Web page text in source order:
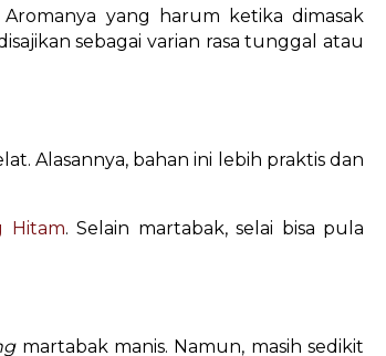
yang harum ketika dimasak
sebagai varian rasa tunggal atau
Alasannya, bahan ini lebih praktis dan
Hitam. Selain martabak, selai bisa pula
martabak manis. Namun, masih sedikit